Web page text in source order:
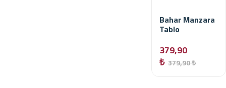
Bahar Manzara
Tablo
379,90
₺ 379,90 ₺